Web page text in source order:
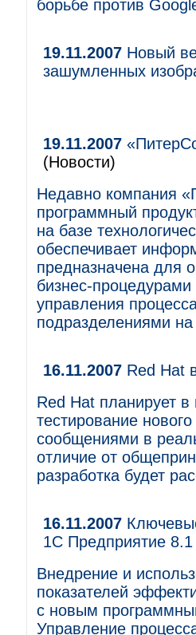
борьбе против
19.11.2007 Новый
зашумленных
19.11.2007
(Новости)
Недавно компания
программный
на базе
обеспечивает
предназначена для
бизнес-
управления
подразделениями
16.11.2007 Red Hat
Red Hat планирует в
тестирование
сообщениями в
отличие от
разработка будет
16.11.2007
1С Предприятие
Внедрение и
показателей
с новым
Управление